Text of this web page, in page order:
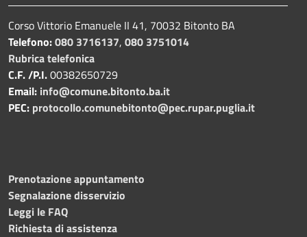
Corso Vittorio Emanuele II 41, 70032 Bitonto BA
Telefono:080 3716137, 080 3751014
Rubrica telefonica
C.F. /P.I.00382650729
Email: info@comune.bitonto.ba.it
PEC: protocollo.comunebitonto@pec.rupar.puglia.it
Prenotazione appuntamento
Segnalazione disservizio
Leggi le FAQ
Richiesta di assistenza